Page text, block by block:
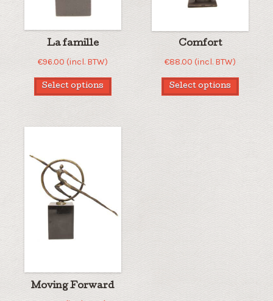
La famille
€96.00 (incl. BTW)
Select options
Comfort
€88.00 (incl. BTW)
Select options
Moving Forward